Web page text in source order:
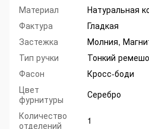
Материал
Натуральная
Фактура
Гладкая
Застежка
Молния,
Тип ручки
Тонкий
Фасон
Кросс-боди
Цвет
фурнитуры
Серебро
Количество
отделений
1